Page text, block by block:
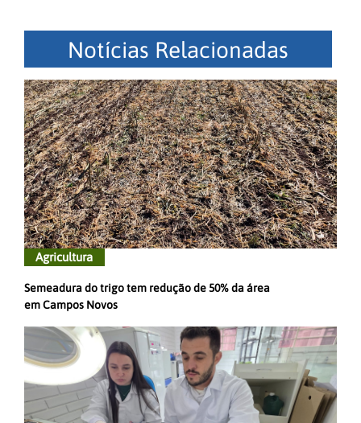
Notícias Relacionadas
Agricultura
Semeadura do trigo tem redução de 50% da área
em Campos Novos